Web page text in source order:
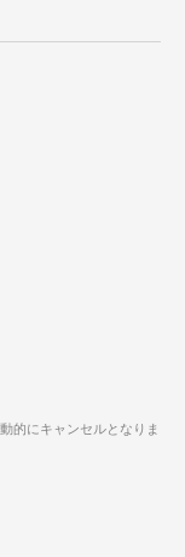
的にキャンセルとなりま